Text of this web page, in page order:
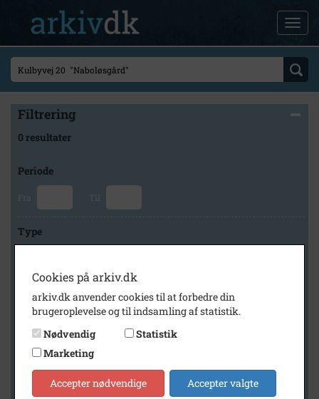
Filtrering
0 resultater
Periode
Fra Til
Type
Arkiv
Høng Lokalhistoriske Arkiv
Cookies på arkiv.dk
arkiv.dk anvender cookies til at forbedre din
brugeroplevelse og til indsamling af statistik.
Nødvendig
Statistik
Marketing
Accepter nødvendige Accepter valgte